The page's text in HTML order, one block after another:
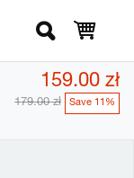
159.00 zł
179.00 zł Save 11%